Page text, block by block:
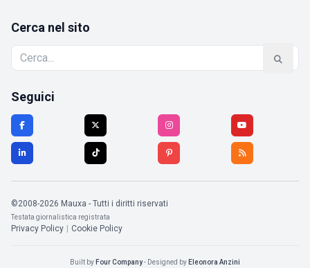
Cerca nel sito
Seguici
©2008-2026 Mauxa - Tutti i diritti riservati
Testata giornalistica registrata
Privacy Policy Cookie Policy
Built by Four Company- Designed by Eleonora Anzini